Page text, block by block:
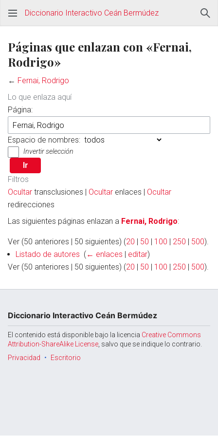
Abrir menú principal
Diccionario Interactivo Ceán Bermúdez
Páginas que enlazan con «Fernai,
Rodrigo»
← Fernai, Rodrigo
Lo que enlaza aquí
Página:
Espacio de nombres:
Invertir selección
Filtros
Ocultar transclusiones | Ocultar enlaces | Ocultar
redirecciones
Las siguientes páginas enlazan a Fernai, Rodrigo:
Ver (50 anteriores | 50 siguientes) (20 | 50 | 100 | 250 | 500).
Listado de autores (← enlaces | editar)
Ver (50 anteriores | 50 siguientes) (20 | 50 | 100 | 250 | 500).
Diccionario Interactivo Ceán Bermúdez
El contenido está disponible bajo la licencia Creative Commons
Attribution-ShareAlike License , salvo que se indique lo contrario.
Privacidad
Escritorio